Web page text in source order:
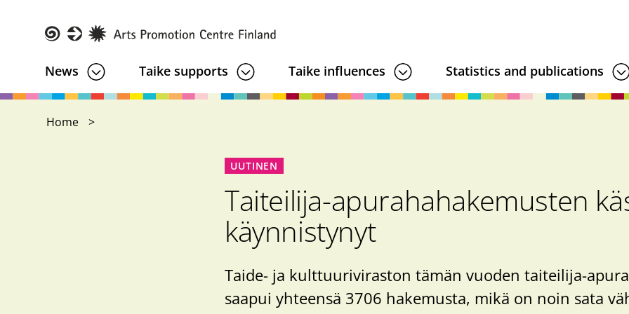
contentNews Taike supports Taike influences Statistics and publications
Home
UUTINEN
Taiteilija-apurahahakemusten
käynnistynyt
Taide- ja kulttuuriviraston tämän vuoden taiteilija-
saapui yhteensä 3706 hakemusta, mikä on noin sata